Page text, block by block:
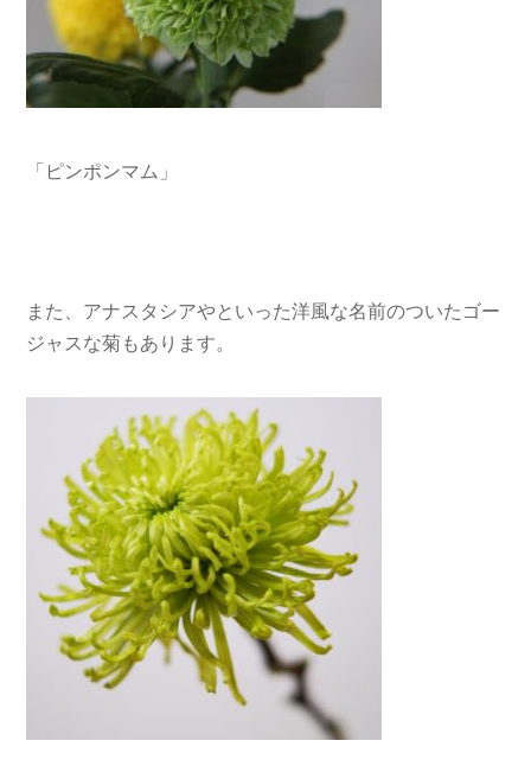
「ピンポンマム」
また、アナスタシアやといった洋風な名前のついたゴー
ジャスな菊もあります。